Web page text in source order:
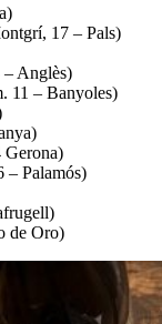
17 – Pals)
– Anglès)
11 – Banyoles)
Gerona)
– Palamós)
de Oro)